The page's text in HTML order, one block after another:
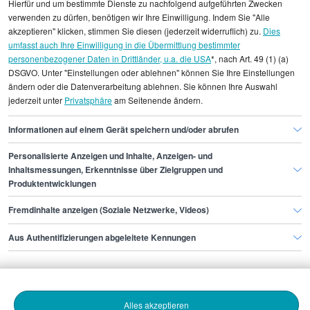
statistischen Erhebungen durch StepStone. Es sind
Durchschnittswerte und die Angaben können nicht
einzelnen Stellenangeboten zugeordnet werden.
Gehaltsinformationen Medien
Journalist/in
Journalist/in Frankfurt am Main
Finde den Job,
der zu dir passt.
Bewerbende
Hierfür und um bestimmte Dienste zu nachfolgend aufgeführten Zwecken
verwenden zu dürfen, benötigen wir Ihre Einwilligung. Indem Sie "Alle
akzeptieren" klicken, stimmen Sie diesen (jederzeit widerruflich) zu. Dies
umfasst auch Ihre Einwilligung in die Übermittlung bestimmter
personenbezogener Daten in Drittländer, u.a. die USA*, nach Art. 49 (1) (a)
DSGVO. Unter "Einstellungen oder ablehnen" können Sie Ihre Einstellungen
ändern oder die Datenverarbeitung ablehnen. Sie können Ihre Auswahl
jederzeit unter Privatsphäream Seitenende ändern.
Informationen auf einem Gerät speichern und/oder abrufen
Personalisierte Anzeigen und Inhalte, Anzeigen- und
Inhaltsmessungen, Erkenntnisse über Zielgruppen und
Produktentwicklungen
Fremdinhalte anzeigen (Soziale Netzwerke, Videos)
Aus Authentifizierungen abgeleitete Kennungen
Alles akzeptieren